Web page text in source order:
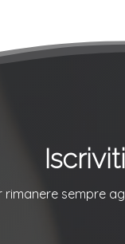
rimanere sempre